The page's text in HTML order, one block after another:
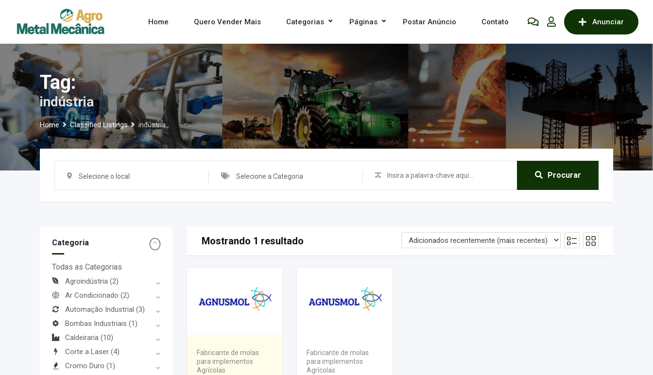
content
Anunciar
Home Quero Vender Mais Categorias Páginas Postar Anúncio Contato
Tag:
indústria
Home Classified Listings indústria
Selecione o local Selecione a Categoria Procurar
Categoria
Todas as Categorias
Agroindústria (2)
Ar Condicionado (2)
Automação Industrial (3)
Bombas Industriais (1)
Caldeiraria (10)
Corte a Laser (4)
Cromo Duro (1)
Mostrando 1 resultado
Fabricante de molas
para implementos
Agrícolas
Fabricante de molas
para implementos
Agrícolas